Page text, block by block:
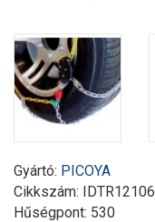
Gyártó: PICOYA
Cikkszám: IDTR12106
Hűségpont: 530